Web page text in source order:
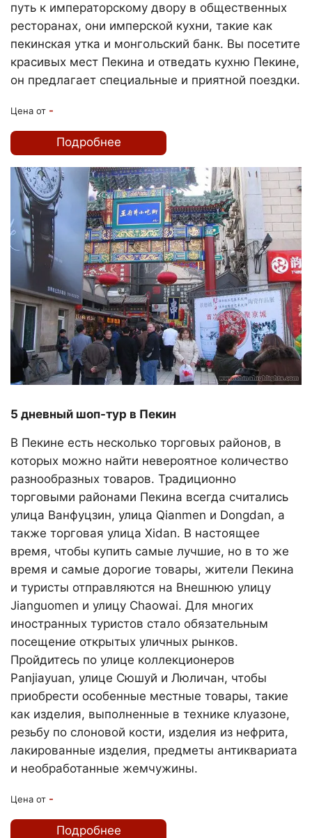
путь к императорскому двору в общественных
ресторанах, они имперской кухни, такие как
пекинская утка и монгольский банк. Вы посетите
красивых мест Пекина и отведать кухню Пекине,
он предлагает специальные и приятной поездки.
Цена от -
Подробнее
5 дневный шоп-тур в Пекин
В Пекине есть несколько торговых районов, в
которых можно найти невероятное количество
разнообразных товаров. Традиционно
торговыми районами Пекина всегда считались
улица Ванфуцзин, улица Qianmen и Dongdan, а
также торговая улица Xidan. В настоящее
время, чтобы купить самые лучшие, но в то же
время и самые дорогие товары, жители Пекина
и туристы отправляются на Внешнюю улицу
Jianguomen и улицу Chaowai. Для многих
иностранных туристов стало обязательным
посещение открытых уличных рынков.
Пройдитесь по улице коллекционеров
Panjiayuan, улице Сюшуй и Люличан, чтобы
приобрести особенные местные товары, такие
как изделия, выполненные в технике клуазоне,
резьбу по слоновой кости, изделия из нефрита,
лакированные изделия, предметы антиквариата
и необработанные жемчужины.
Цена от -
Подробнее